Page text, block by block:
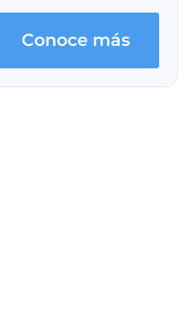
Conoce más